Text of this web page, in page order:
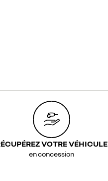
VOTRE VÉHICULE
en concession